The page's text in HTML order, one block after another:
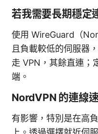
若我需要長期穩定
使用 WireGuard（
且負載較低的伺服器
走 VPN，其餘直連；
端。
NordVPN 的連線
有影響，特別是在高